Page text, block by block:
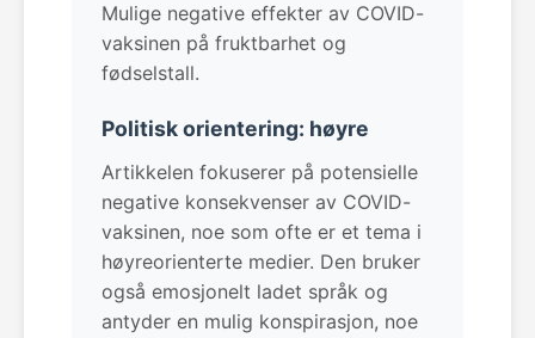
Mulige negative effekter av COVID-
vaksinen på fruktbarhet og
fødselstall.
Politisk orientering: høyre
Artikkelen fokuserer på potensielle
negative konsekvenser av COVID-
vaksinen, noe som ofte er et tema i
høyreorienterte medier. Den bruker
også emosjonelt ladet språk og
antyder en mulig konspirasjon, noe